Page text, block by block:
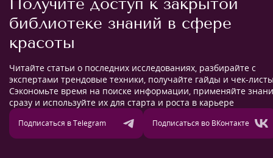
библиотеке знаний в сфере
красоты
Читайте статьи о последних исследованиях, разбирайте с
экспертами трендовые техники, получайте гайды и чек-
Сэкономьте время на поиске информации, применяйте
сразу и используйте их для старта и роста в карьере
Подписаться в Telegram Подписаться во ВКонтакте